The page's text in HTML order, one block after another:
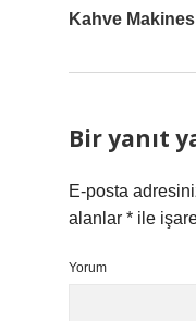
Kahve
Bir yanıt
E-posta
alanlar * ile
Yorum